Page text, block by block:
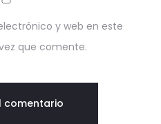
y web en este
que comente.